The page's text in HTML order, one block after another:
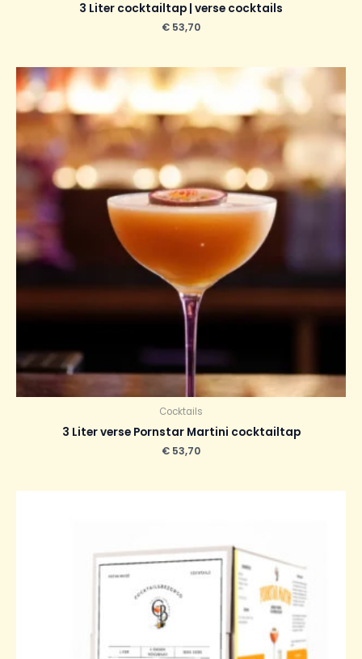
3 Liter cocktailtap | verse cocktails
€ 53,70
Cocktails
3 Liter verse Pornstar Martini cocktailtap
€ 53,70